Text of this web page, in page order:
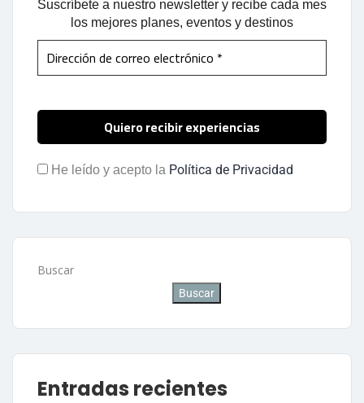
Suscríbete a nuestro newsletter y recibe cada mes
los mejores planes, eventos y destinos
He leído y acepto la Política de Privacidad
Buscar
Buscar
Entradas recientes